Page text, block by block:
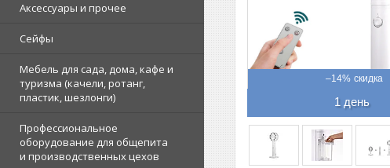
Аксессуары и прочее
Сейфы
Мебель для сада, дома, кафе и
туризма (качели, ротанг,
пластик, шезлонги)
Профессиональное
оборудование для общепита
и производственных цехов
–14%
1 день